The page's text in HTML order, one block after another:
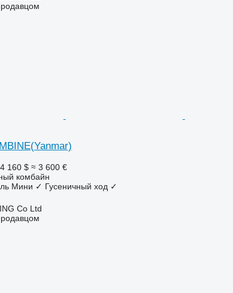
4 160 $ ≈ 3 600 €
комбайн
Мини ✓ Гусеничный ход ✓
Co Ltd